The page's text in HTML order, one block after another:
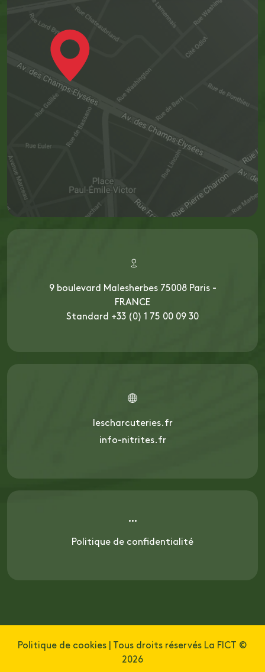
9 boulevard Malesherbes 75008 Paris -
FRANCE
Standard +33 (0) 1 75 00 09 30
lescharcuteries.fr
info-nitrites.fr
Politique de confidentialité
Politique de cookies | Tous droits réservés La FICT ©
2026